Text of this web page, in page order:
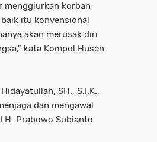
menggiurkan korban
itu konvensional
akan merusak diri
kata Kompol Husen
SH., S.I.K.,
dan mengawal
H. Prabowo Subianto